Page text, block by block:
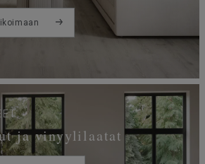
ja vinyylilaatat